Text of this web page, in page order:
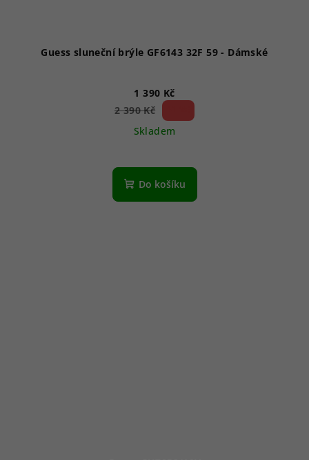
Guess sluneční brýle GF6143 32F 59 - Dámské
1 390 Kč
2 390 Kč
Skladem
Do košíku